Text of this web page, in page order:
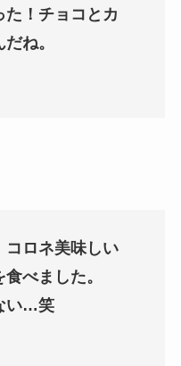
た！チョコとカ
ね。
コロネ美味しい
べました。
い…笑